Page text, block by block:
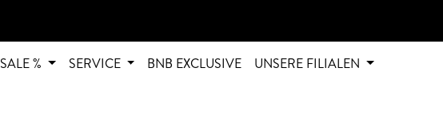
SALE % SERVICE BNB EXCLUSIVE
UNSERE FILIALEN